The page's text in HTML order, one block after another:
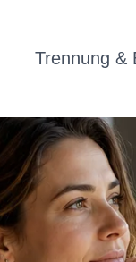
Trennung &